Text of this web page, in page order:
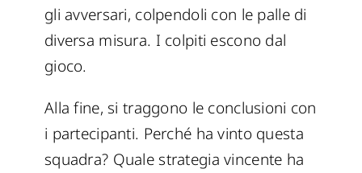
gli avversari, colpendoli con le palle di
diversa misura. I colpiti escono dal
gioco.
Alla fine, si traggono le conclusioni con
i partecipanti. Perché ha vinto questa
squadra? Quale strategia vincente ha